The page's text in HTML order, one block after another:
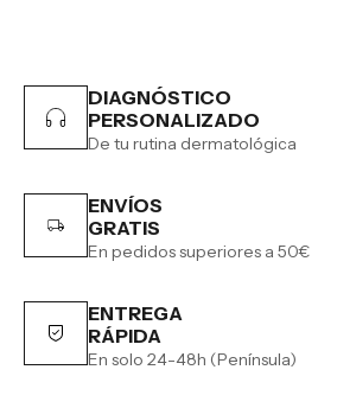
DIAGNÓSTICO
PERSONALIZADO
De tu rutina dermatológica
ENVÍOS
GRATIS
En pedidos superiores a 50€
ENTREGA
RÁPIDA
En solo 24-48h (Península)